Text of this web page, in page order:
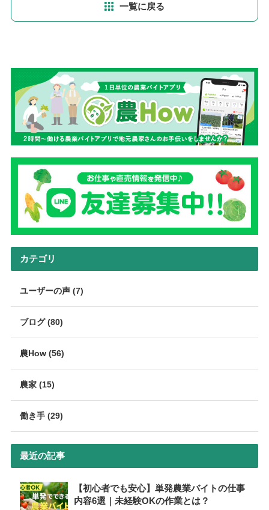
一覧に戻る
カテゴリ
ユーザーの声 (7)
ブログ (80)
農How (56)
農家 (15)
働き手 (29)
最近の記事
【初心者でも安心】単発農業バイトの仕事
内容6選｜未経験OKの作業とは？